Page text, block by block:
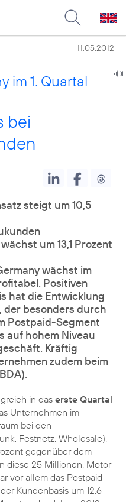
11.05.2012
im 1. Quartal
bei
steigt um 10,5
um 13,1 Prozent
wächst im
Positiven
hat die Entwicklung
der besonders durch
Postpaid-Segment
auf hohem Niveau
Kräftig
zudem beim
in das erste Quartal
Unternehmen im
bei den
Festnetz, Wholesale).
gegenüber dem
diese 25 Millionen. Motor
vor allem das Postpaid-
Kundenbasis um 12,6